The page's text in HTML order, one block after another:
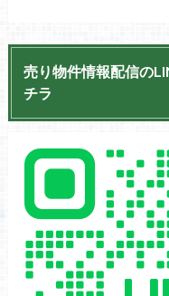
売り物件情報配信の
チラ